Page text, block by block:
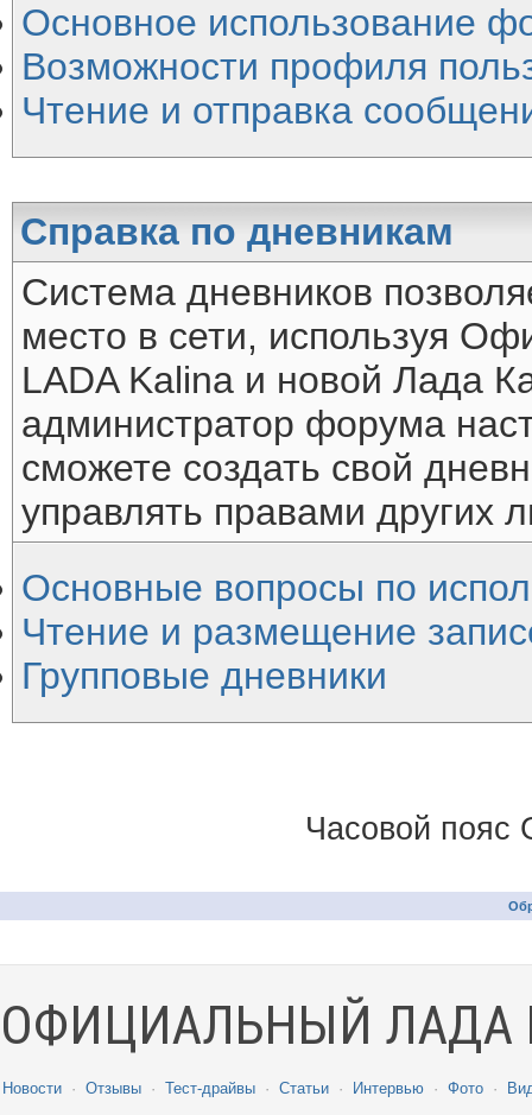
Основное использование
Возможности профиля
Чтение и отправка
Справка по дневникам
Система дневников
место в сети, используя
LADA Kalina и новой Лада
администратор форума
сможете создать свой
управлять правами других
Основные вопросы по
Чтение и размещение
Групповые дневники
Часовой пояс
ОФИЦИАЛЬНЫЙ ЛАДА
Новости · Отзывы · Тест-драйвы · Статьи · Интервью · Фото ·